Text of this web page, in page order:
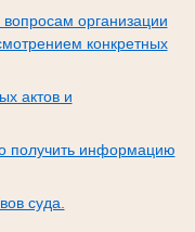
организации
конкретных
актов и
получить информацию
суда.